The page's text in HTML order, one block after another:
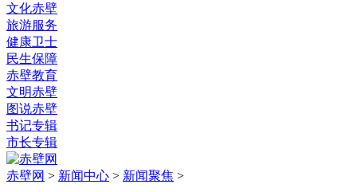
文化赤壁
旅游服务
健康卫士
民生保障
赤壁教育
文明赤壁
图说赤壁
书记专辑
市长专辑
赤壁网 > 新闻中心 > 新闻聚焦 >